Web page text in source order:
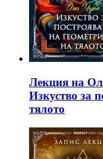
Лекция на
Изкуство за
тялото